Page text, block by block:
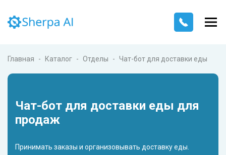
Главная Каталог Отделы Чат-бот для доставки еды
Чат-бот для доставки еды для
продаж
Принимать заказы и организовывать доставку еды.